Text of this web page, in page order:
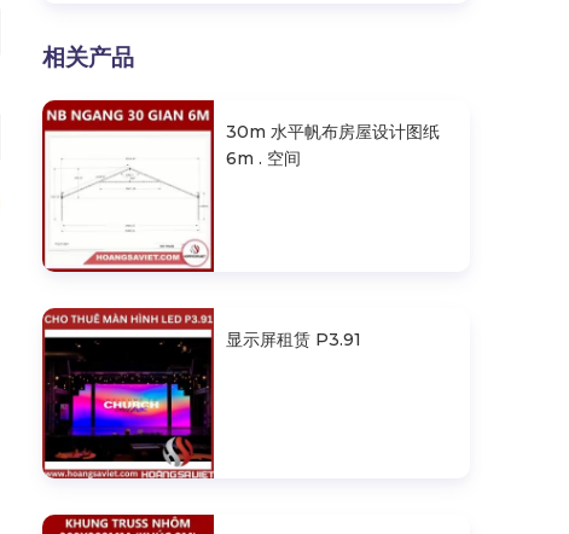
相关产品
30m 水平帆布房屋设计图纸
6m . 空间
显示屏租赁 P3.91